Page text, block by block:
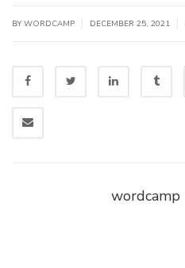
BY WORDCAMP DECEMBER 25, 2021
wordcamp